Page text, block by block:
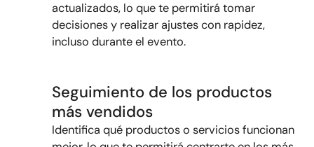
actualizados, lo que te permitirá tomar
decisiones y realizar ajustes con rapidez,
incluso durante el evento.
Seguimiento de los productos
más vendidos
Identifica qué productos o servicios funcionan